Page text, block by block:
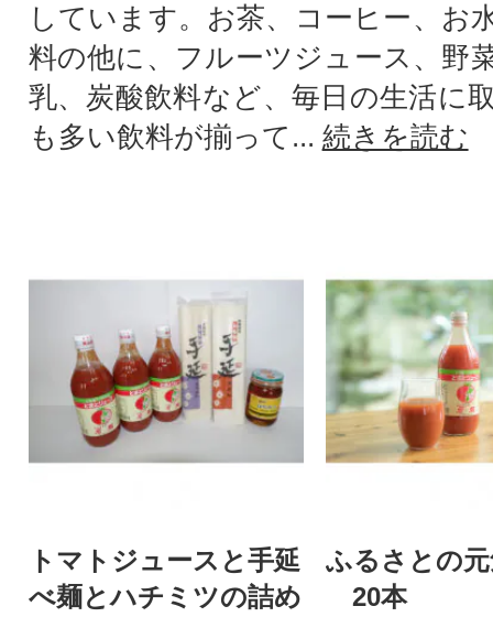
しています。お茶、コーヒー、お
料の他に、フルーツジュース、野
乳、炭酸飲料など、毎日の生活に
も多い飲料が揃って... 続きを読む
トマトジュースと手延
べ麺とハチミツの詰め
ふるさとの
20本